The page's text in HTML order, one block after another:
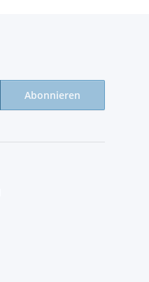
Abonnieren